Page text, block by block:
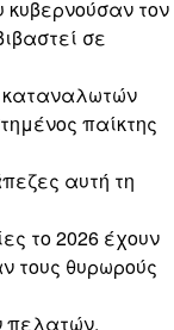
τον
σε
καταναλωτών
παίκτης
αυτή τη
το 2026 έχουν
τους θυρωρούς
πελατών.